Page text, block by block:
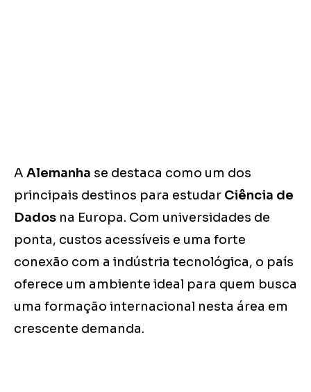
A Alemanha se destaca como um dos
principais destinos para estudar Ciência de
Dados na Europa. Com universidades de
ponta, custos acessíveis e uma forte
conexão com a indústria tecnológica, o país
oferece um ambiente ideal para quem busca
uma formação internacional nesta área em
crescente demanda.